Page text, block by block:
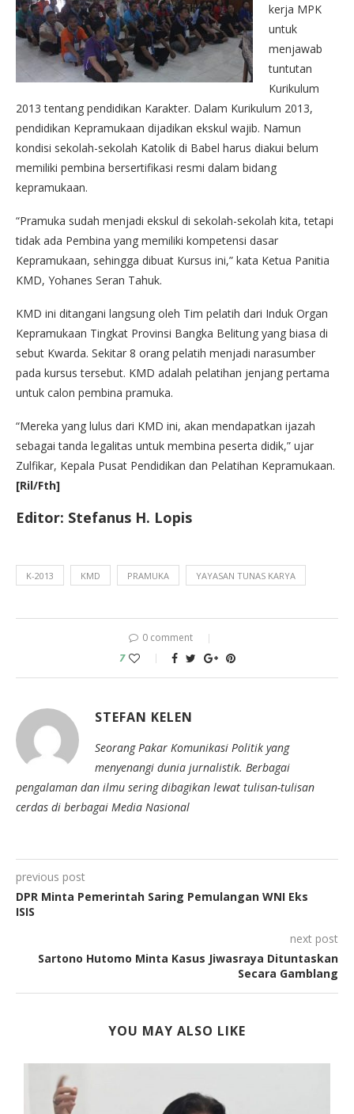
kerja MPK
untuk
menjawab
tuntutan
Kurikulum
2013 tentang pendidikan Karakter. Dalam Kurikulum 2013,
pendidikan Kepramukaan dijadikan ekskul wajib. Namun
kondisi sekolah-sekolah Katolik di Babel harus diakui belum
memiliki pembina bersertifikasi resmi dalam bidang
kepramukaan.
“Pramuka sudah menjadi ekskul di sekolah-sekolah kita, tetapi
tidak ada Pembina yang memiliki kompetensi dasar
Kepramukaan, sehingga dibuat Kursus ini,” kata Ketua Panitia
KMD, Yohanes Seran Tahuk.
KMD ini ditangani langsung oleh Tim pelatih dari Induk Organ
Kepramukaan Tingkat Provinsi Bangka Belitung yang biasa di
sebut Kwarda. Sekitar 8 orang pelatih menjadi narasumber
pada kursus tersebut. KMD adalah pelatihan jenjang pertama
untuk calon pembina pramuka.
“Mereka yang lulus dari KMD ini, akan mendapatkan ijazah
sebagai tanda legalitas untuk membina peserta didik,” ujar
Zulfikar, Kepala Pusat Pendidikan dan Pelatihan Kepramukaan.
[Ril/Fth]
Editor: Stefanus H. Lopis
K-2013 KMD PRAMUKA YAYASAN TUNAS KARYA
0 comment
7
STEFAN KELEN
Seorang Pakar Komunikasi Politik yang
menyenangi dunia jurnalistik. Berbagai
pengalaman dan ilmu sering dibagikan lewat tulisan-tulisan
cerdas di berbagai Media Nasional
previous post
DPR Minta Pemerintah Saring Pemulangan WNI Eks
ISIS
next post
Sartono Hutomo Minta Kasus Jiwasraya Dituntaskan
Secara Gamblang
YOU MAY ALSO LIKE